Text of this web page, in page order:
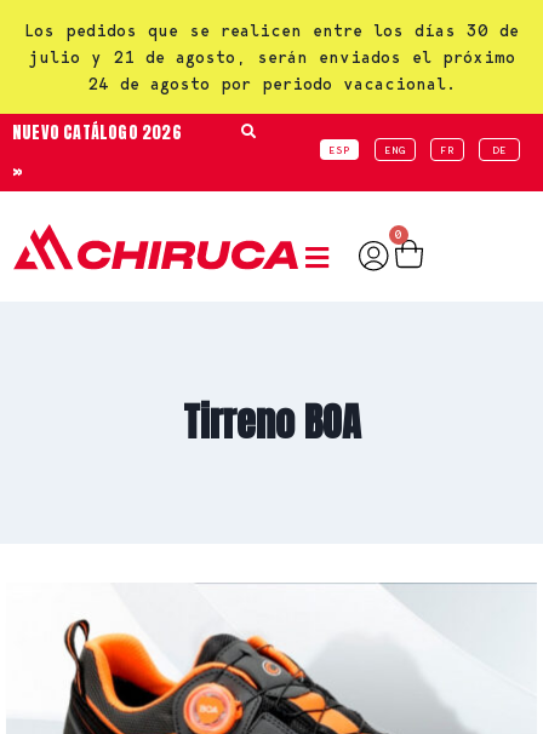
Los pedidos que se realicen entre los días 30 de
julio y 21 de agosto, serán enviados el próximo
24 de agosto por periodo vacacional.
NUEVO CATÁLOGO 2026
»
ESP ENG FR DE
0
Tirreno BOA